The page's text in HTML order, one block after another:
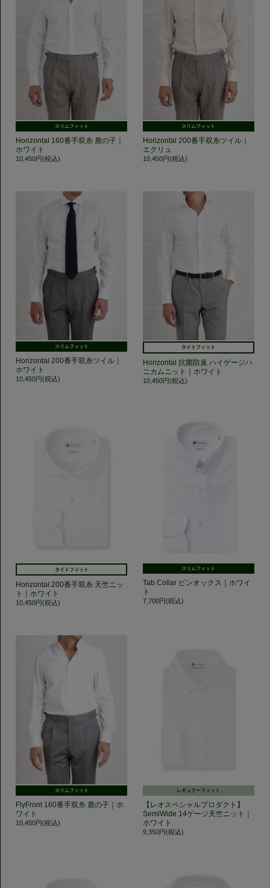
スリムフィット
Horizontal 160番手双糸 鹿の子｜
ホワイト
10,450円(税込)
スリムフィット
Horizontal 200番手双糸ツイル｜
エクリュ
10,450円(税込)
スリムフィット
Horizontal 200番手双糸ツイル｜
ホワイト
10,450円(税込)
タイトフィット
Horizontal 抗菌防臭 ハイゲージハ
ニカムニット｜ホワイト
10,450円(税込)
タイトフィット
Horizontal 200番手双糸 天竺ニッ
ト｜ホワイト
10,450円(税込)
スリムフィット
Tab Collar ピンオックス｜ホワイ
ト
7,700円(税込)
スリムフィット
FlyFront 160番手双糸 鹿の子｜ホ
ワイト
10,450円(税込)
レギュラーフィット
【レオスペシャルプロダクト】
SemiWide 14ゲージ天竺ニット｜
ホワイト
9,350円(税込)